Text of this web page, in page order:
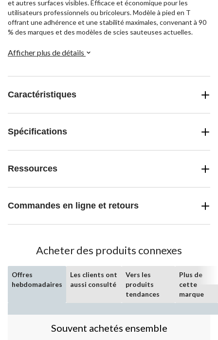
et autres surfaces visibles. Efficace et économique pour les
utilisateurs professionnels ou bricoleurs. Modèle à pied en T
offrant une adhérence et une stabilité maximales, convenant à 90
% des marques et des modèles de scies sauteuses actuelles.
Afficher plus de détails
Caractéristiques
Spécifications
Ressources
Commandes en ligne et retours
Acheter des produits connexes
Offres
hebdomadaires
Les clients ont
aussi consulté
Vers les
produits
tendances
Plus de
cette
marque
Souvent achetés ensemble